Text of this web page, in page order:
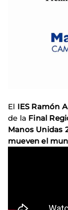
El IES Ramón
de la Final
Manos Unidas
mueven el